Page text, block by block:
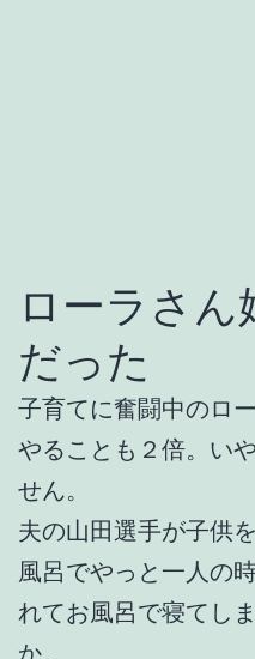
ローラさん
だった
子育てに奮闘中のロ
やることも２倍。い
せん。
夫の山田選手が子供
風呂でやっと一人の
れてお風呂で寝てし
か。